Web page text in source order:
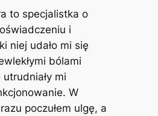
to specjalistka o
i
niej udało mi się
bólami
mi
W
poczułem ulgę, a